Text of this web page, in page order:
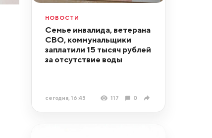
НОВОСТИ
Семье инвалида, ветерана
СВО, коммунальщики
заплатили 15 тысяч рублей
за отсутствие воды
сегодня, 16:45 117 0